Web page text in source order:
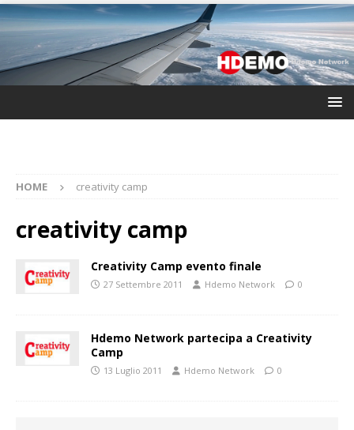
HOME creativity camp
creativity camp
Creativity Camp evento finale
27 Settembre 2011 Hdemo Network 0
Hdemo Network partecipa a Creativity
Camp
13 Luglio 2011 Hdemo Network 0